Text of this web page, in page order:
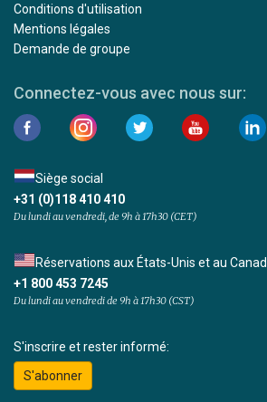
Conditions d'utilisation
Mentions légales
Demande de groupe
Connectez-vous avec nous sur:
Siège social
+31 (0)118 410 410
Du lundi au vendredi, de 9h à 17h30 (CET)
Réservations aux États-Unis et au
+1 800 453 7245
Du lundi au vendredi de 9h à 17h30 (CST)
S'inscrire et rester informé:
S'abonner